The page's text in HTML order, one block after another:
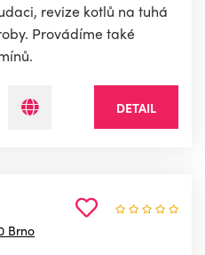
revize kotlů na tuhá
Provádíme také
DETAIL
Brno